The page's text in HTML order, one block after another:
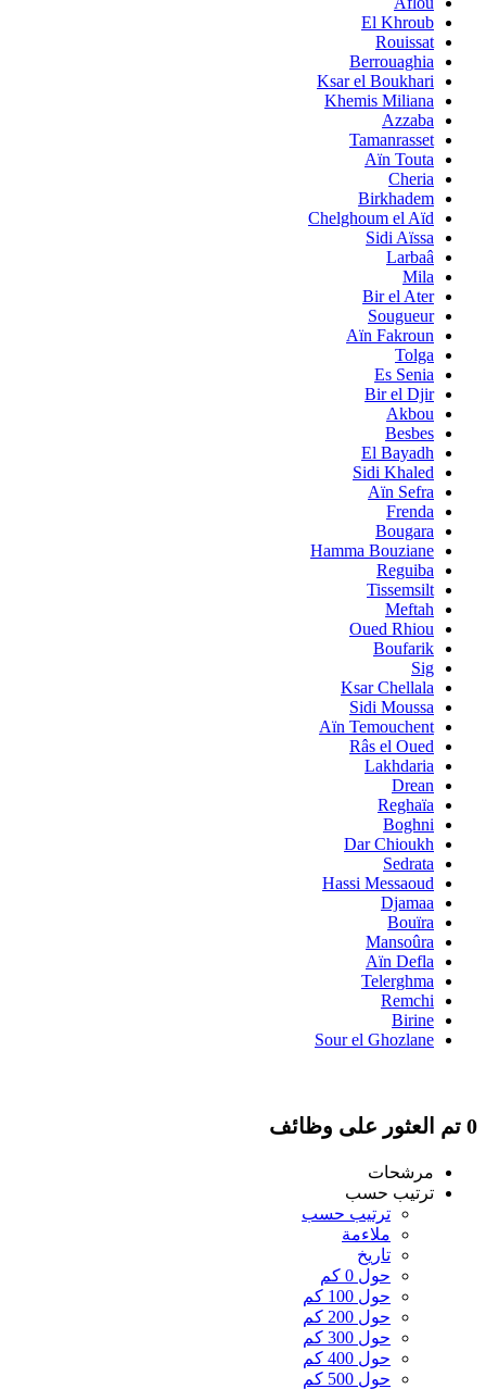
El Khroub
Rouissat
Berrouaghia
Ksar el Boukhari
Khemis Miliana
Azzaba
Tamanrasset
Aïn Touta
Cheria
Birkhadem
Chelghoum el Aïd
Sidi Aïssa
Larbaâ
Mila
Bir el Ater
Sougueur
Aïn Fakroun
Tolga
Es Senia
Bir el Djir
Akbou
Besbes
El Bayadh
Sidi Khaled
Aïn Sefra
Frenda
Bougara
Hamma Bouziane
Reguiba
Tissemsilt
Meftah
Oued Rhiou
Boufarik
Sig
Ksar Chellala
Sidi Moussa
Aïn Temouchent
Râs el Oued
Lakhdaria
Drean
Reghaïa
Boghni
Dar Chioukh
Sedrata
Hassi Messaoud
Djamaa
Bouïra
Mansoûra
Aïn Defla
Telerghma
Remchi
Birine
Sour el Ghozlane
0 تم العثور على وظائف
مرشحات
ترتيب حسب
ترتيب حسب
ملاءمة
تاريخ
حول 0 كم
حول 100 كم
حول 200 كم
حول 300 كم
حول 400 كم
حول 500 كم